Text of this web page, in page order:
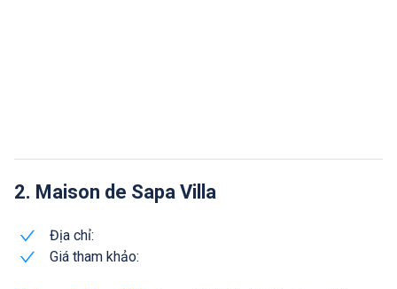
2. Maison de Sapa Villa
Địa chỉ:
Giá tham khảo: